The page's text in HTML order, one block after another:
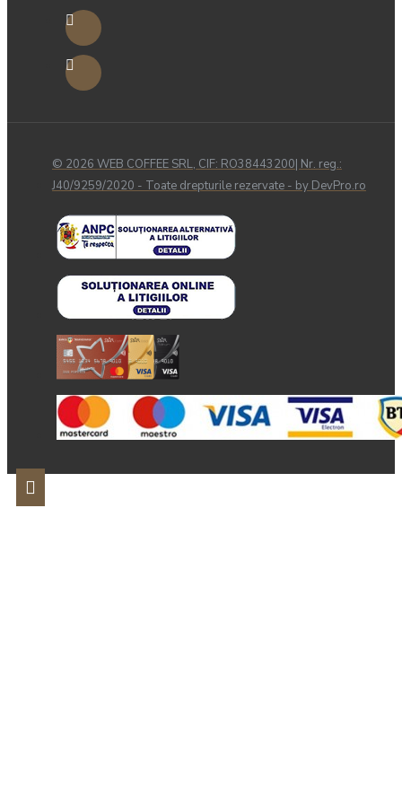
© 2026 WEB COFFEE SRL, CIF: RO38443200| Nr. reg.:
J40/9259/2020 - Toate drepturile rezervate - by DevPro.ro